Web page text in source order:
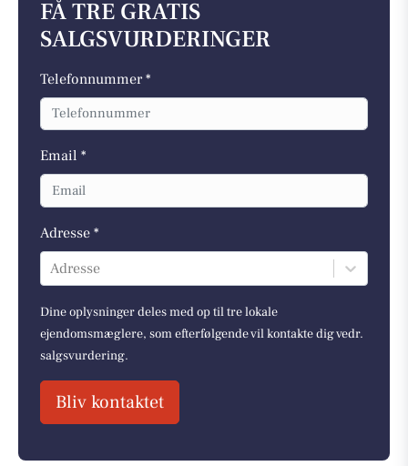
FÅ TRE GRATIS
SALGSVURDERINGER
Telefonnummer *
Email *
Adresse *
Adresse
Dine oplysninger deles med op til tre lokale
ejendomsmæglere, som efterfølgende vil kontakte dig vedr.
salgsvurdering.
Bliv kontaktet